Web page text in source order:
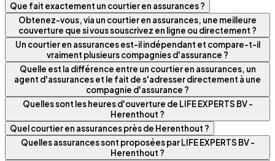
Que fait exactement un courtier en assurances ?
Obtenez-vous, via un courtier en assurances, une meilleure
couverture que si vous souscrivez en ligne ou directement ?
Un courtier en assurances est-il indépendant et compare-t-il
vraiment plusieurs compagnies d'assurance ?
Quelle est la différence entre un courtier en assurances, un
agent d'assurances et le fait de s'adresser directement à une
compagnie d'assurance ?
Quelles sont les heures d'ouverture de LIFE EXPERTS BV -
Herenthout ?
Quel courtier en assurances près de Herenthout ?
Quelles assurances sont proposées par LIFE EXPERTS BV -
Herenthout ?